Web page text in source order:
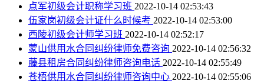
点军初级会计职称学习班 2022-10-14 02:53:43
伍家岗初级会计证什么时候考 2022-10-14 02:53:00
西陵初级会计师学习班 2022-10-14 02:52:17
蒙山供用水合同纠纷律师免费咨询 2022-10-14 02:56:32
藤县租房合同纠纷律师咨询电话 2022-10-14 02:55:49
苍梧供用水合同纠纷律师咨询中心 2022-10-14 02:55:06